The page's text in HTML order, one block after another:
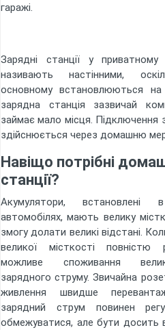
гаражі.
Зарядні станції у
називають настінними,
основному встановлюються на
зарядна станція зазвичай
займає мало місця. Підключення
здійснюється через домашню
Навіщо потрібні
станції?
Акумулятори, встановлені
автомобілях, мають велику
змогу долати великі відстані.
великої місткості повністю
можливе споживання
зарядного струму. Звичайна
живлення швидше
зарядний струм повинен
обмежуватися, але бути досить